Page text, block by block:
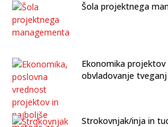
Šola projektnega
Ekonomika
obvladovanje
Strokovnjak/inja in